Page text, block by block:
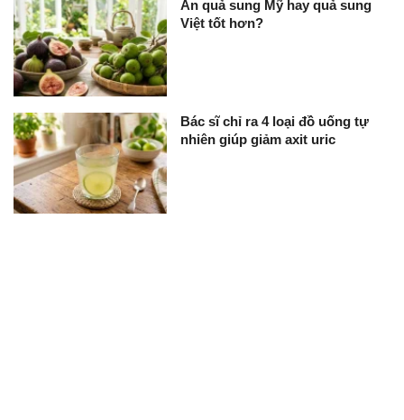
Ăn quả sung Mỹ hay quả sung
Việt tốt hơn?
Bác sĩ chỉ ra 4 loại đồ uống tự
nhiên giúp giảm axit uric